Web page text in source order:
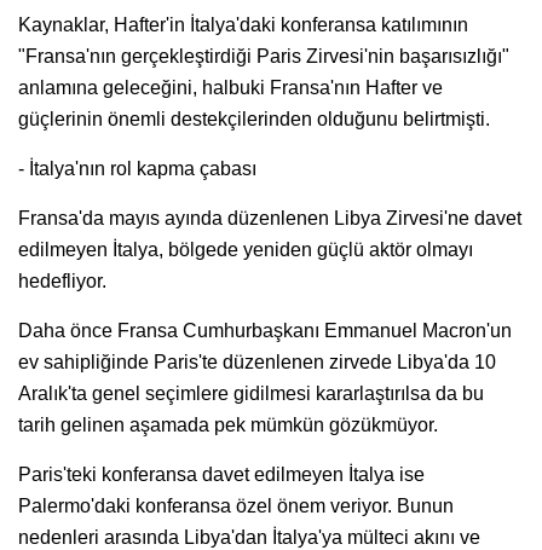
Kaynaklar, Hafter'in İtalya'daki konferansa katılımının
"Fransa'nın gerçekleştirdiği Paris Zirvesi'nin başarısızlığı"
anlamına geleceğini, halbuki Fransa'nın Hafter ve
güçlerinin önemli destekçilerinden olduğunu belirtmişti.
- İtalya'nın rol kapma çabası
Fransa'da mayıs ayında düzenlenen Libya Zirvesi'ne davet
edilmeyen İtalya, bölgede yeniden güçlü aktör olmayı
hedefliyor.
Daha önce Fransa Cumhurbaşkanı Emmanuel Macron'un
ev sahipliğinde Paris'te düzenlenen zirvede Libya'da 10
Aralık'ta genel seçimlere gidilmesi kararlaştırılsa da bu
tarih gelinen aşamada pek mümkün gözükmüyor.
Paris'teki konferansa davet edilmeyen İtalya ise
Palermo'daki konferansa özel önem veriyor. Bunun
nedenleri arasında Libya'dan İtalya'ya mülteci akını ve